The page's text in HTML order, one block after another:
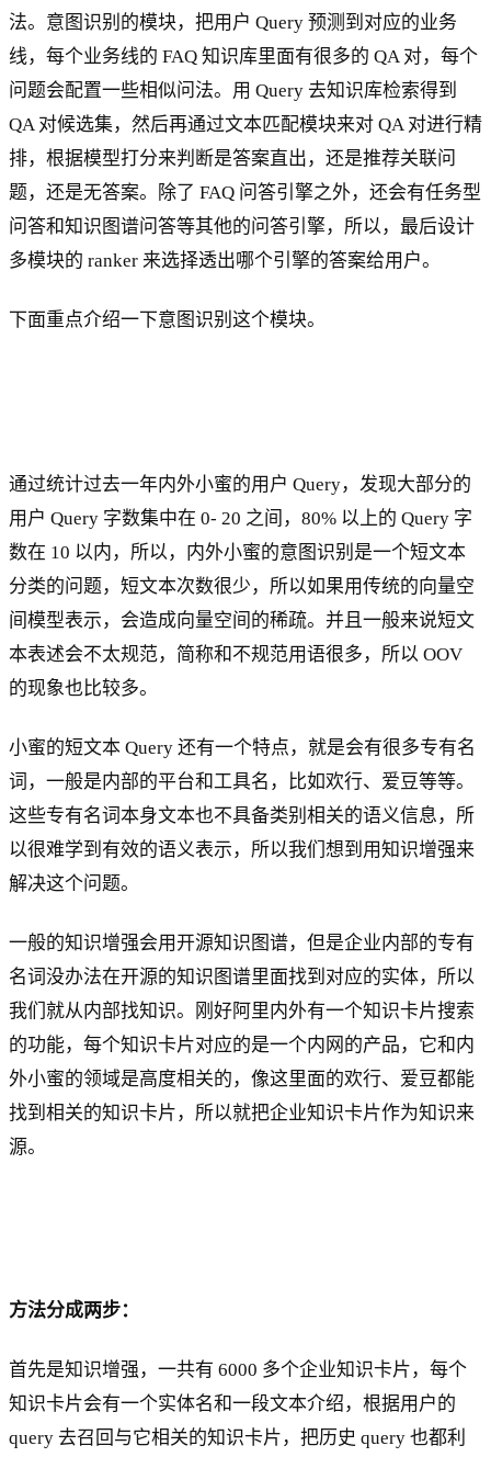
法。意图识别的模块，把用户 Query 预测到对应的业务
线，每个业务线的 FAQ 知识库里面有很多的 QA 对，每个
问题会配置一些相似问法。用 Query 去知识库检索得到
QA 对候选集，然后再通过文本匹配模块来对 QA 对进行精
排，根据模型打分来判断是答案直出，还是推荐关联问
题，还是无答案。除了 FAQ 问答引擎之外，还会有任务型
问答和知识图谱问答等其他的问答引擎，所以，最后设计
多模块的 ranker 来选择透出哪个引擎的答案给用户。
下面重点介绍一下意图识别这个模块。
通过统计过去一年内外小蜜的用户 Query，发现大部分的
用户 Query 字数集中在 0- 20 之间，80% 以上的 Query 字
数在 10 以内，所以，内外小蜜的意图识别是一个短文本
分类的问题，短文本次数很少，所以如果用传统的向量空
间模型表示，会造成向量空间的稀疏。并且一般来说短文
本表述会不太规范，简称和不规范用语很多，所以 OOV
的现象也比较多。
小蜜的短文本 Query 还有一个特点，就是会有很多专有名
词，一般是内部的平台和工具名，比如欢行、爱豆等等。
这些专有名词本身文本也不具备类别相关的语义信息，所
以很难学到有效的语义表示，所以我们想到用知识增强来
解决这个问题。
一般的知识增强会用开源知识图谱，但是企业内部的专有
名词没办法在开源的知识图谱里面找到对应的实体，所以
我们就从内部找知识。刚好阿里内外有一个知识卡片搜索
的功能，每个知识卡片对应的是一个内网的产品，它和内
外小蜜的领域是高度相关的，像这里面的欢行、爱豆都能
找到相关的知识卡片，所以就把企业知识卡片作为知识来
源。
方法分成两步：
首先是知识增强，一共有 6000 多个企业知识卡片，每个
知识卡片会有一个实体名和一段文本介绍，根据用户的
query 去召回与它相关的知识卡片，把历史 query 也都利